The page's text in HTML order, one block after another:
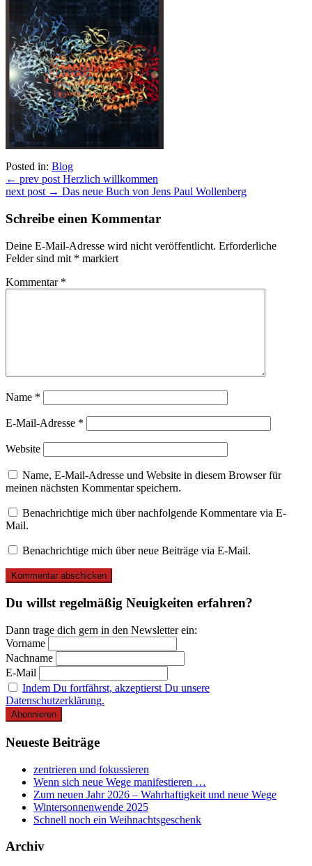
Posted in: Blog
Beitragsnavigation
← prev post Herzlich willkommen
next post → Das neue Buch von Jens Paul Wollenberg
Schreibe einen Kommentar
Deine E-Mail-Adresse wird nicht veröffentlicht. Erforderliche
Felder sind mit * markiert
Kommentar *
Name *
E-Mail-Adresse *
Website
Name, E-Mail-Adresse und Website in diesem Browser für
meinen nächsten Kommentar speichern.
Benachrichtige mich über nachfolgende Kommentare via E-
Mail.
Benachrichtige mich über neue Beiträge via E-Mail.
Du willst regelmäßig Neuigkeiten erfahren?
Dann trage dich gern in den Newsletter ein:
Vorname
Nachname
E-Mail
Indem Du fortfährst, akzeptierst Du unsere
Datenschutzerklärung.
Neueste Beiträge
zentrieren und fokussieren
Wenn sich neue Wege manifestieren …
Zum neuen Jahr 2026 – Wahrhaftigkeit und neue Wege
Wintersonnenwende 2025
Schnell noch ein Weihnachtsgeschenk
Archiv